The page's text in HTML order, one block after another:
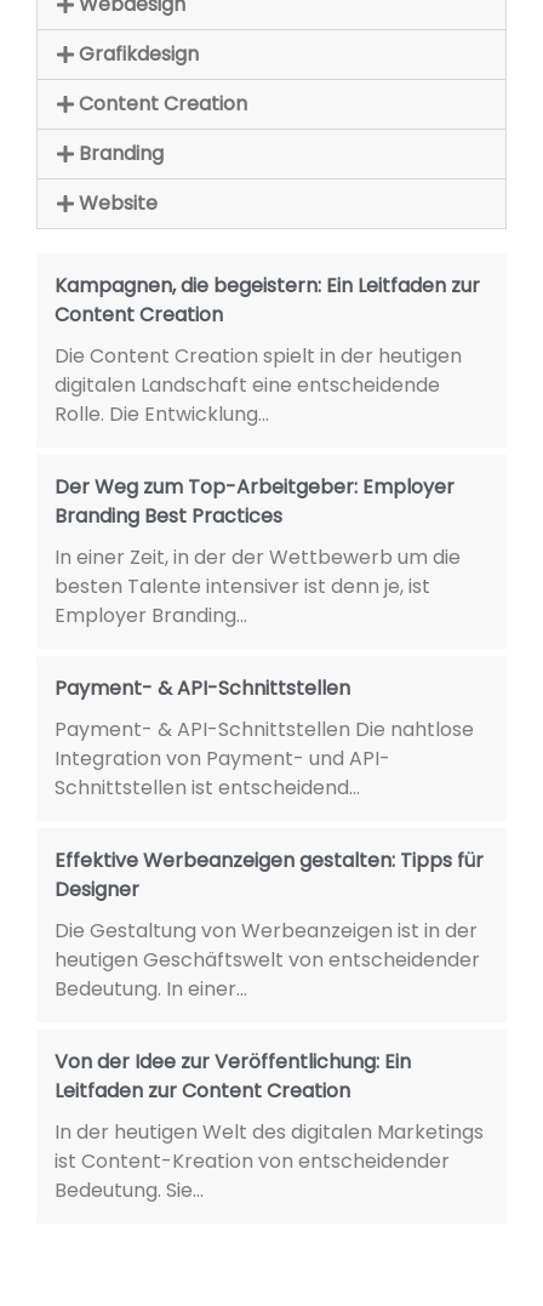
Grafikdesign
Content Creation
Branding
Website
Kampagnen, die begeistern: Ein Leitfaden zur
Content Creation
Die Content Creation spielt in der heutigen
digitalen Landschaft eine entscheidende
Rolle. Die Entwicklung...
Der Weg zum Top-Arbeitgeber: Employer
Branding Best Practices
In einer Zeit, in der der Wettbewerb um die
besten Talente intensiver ist denn je, ist
Employer Branding...
Payment- & API-Schnittstellen
Payment- & API-Schnittstellen Die nahtlose
Integration von Payment- und API-
Schnittstellen ist entscheidend...
Effektive Werbeanzeigen gestalten: Tipps für
Designer
Die Gestaltung von Werbeanzeigen ist in der
heutigen Geschäftswelt von entscheidender
Bedeutung. In einer...
Von der Idee zur Veröffentlichung: Ein
Leitfaden zur Content Creation
In der heutigen Welt des digitalen Marketings
ist Content-Kreation von entscheidender
Bedeutung. Sie...